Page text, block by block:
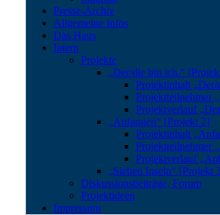
Presse-Archiv
Allgemeine Infos
Das Haus
Intern
Projekte
„Der/die bin ich.“
Projektinhalt
Projektteilnehmer
Projektverlauf
„Anfangen“ [Projekt 2]
Projektinhalt
Projektteilnehmer
Projektverlauf
„Sieben Inseln“ [Projekt
Diskussionsbeiträge, Forum
Projektideen
Impressum